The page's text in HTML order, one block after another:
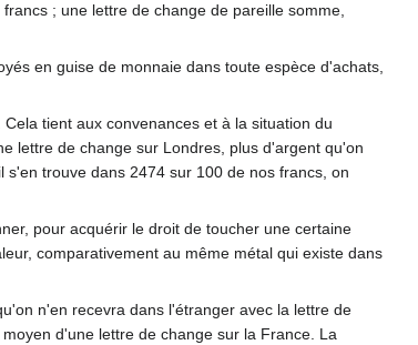
; une lettre de change de pareille somme,
en guise de monnaie dans toute espèce d'achats,
tient aux convenances et à la situation du
lettre de change sur Londres, plus d'argent qu'on
trouve dans 2474 sur 100 de nos francs, on
pour acquérir le droit de toucher une certaine
comparativement au même métal qui existe dans
n'en recevra dans l'étranger avec la lettre de
d'une lettre de change sur la France. La